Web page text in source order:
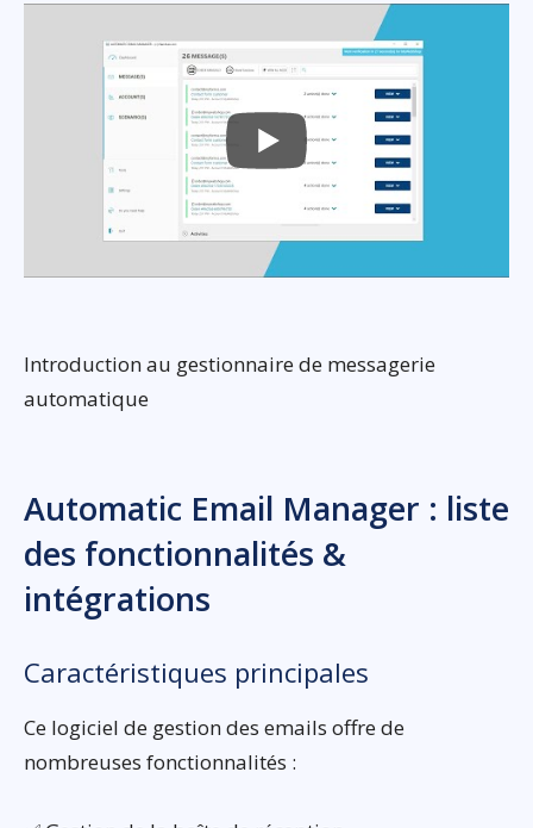
Introduction au gestionnaire de messagerie
automatique
Automatic Email Manager : liste
des fonctionnalités &
intégrations
Caractéristiques principales
Ce logiciel de gestion des emails offre de
nombreuses fonctionnalités :